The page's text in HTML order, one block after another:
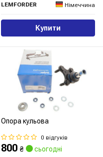
LEMFORDER
Німеччина
Купити
Опора кульова
0 відгуків
800 ₴ сьогодні